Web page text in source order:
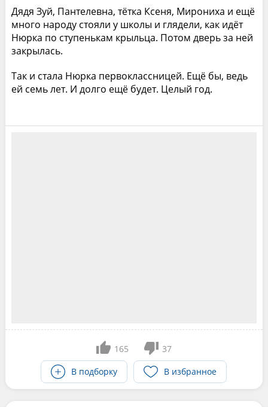
Дядя Зуй, Пантелевна, тётка Ксеня, Мирониха и ещё
много народу стояли у школы и глядели, как идёт
Нюрка по ступенькам крыльца. Потом дверь за ней
закрылась.
Так и стала Нюрка первоклассницей. Ещё бы, ведь
ей семь лет. И долго ещё будет. Целый год.
165
37
В подборку
В избранное